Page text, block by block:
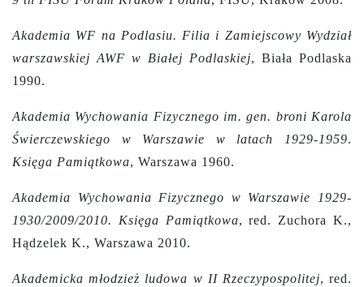
Akademia WF na Podlasiu. Filia i Zamiejscowy Wydział
warszawskiej AWF w Białej Podlaskiej, Biała Podlaska
1990.
Akademia Wychowania Fizycznego im. gen. broni Karola
Świerczewskiego w Warszawie w latach 1929-1959.
Księga Pamiątkowa, Warszawa 1960.
Akademia Wychowania Fizycznego w Warszawie 1929-
1930/2009/2010. Księga Pamiątkowa, red. Zuchora K.,
Hądzelek K., Warszawa 2010.
Akademicka młodzież ludowa w II Rzeczypospolitej, red.